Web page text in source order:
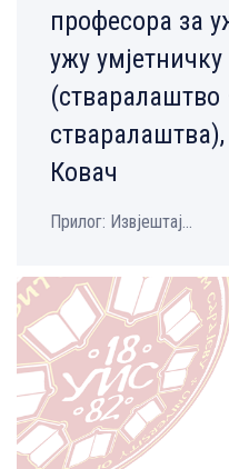
професора за
ужу
Ковач
Прилог: Извјештај...